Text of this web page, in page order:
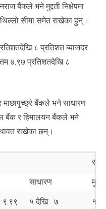
बैंकले भने मुद्दती निक्षेपमा
सीमा समेत राखेका हुन्।
८ प्रतिशत ब्याजदर
४.९७ प्रतिशतदेखि ८
माछापुच्छ्रे बैंकले भने साधारण
बैंक र हिमालयन बैंकले भने
राखेका छन्।
साधारण मुद्दती
५ देखि ७